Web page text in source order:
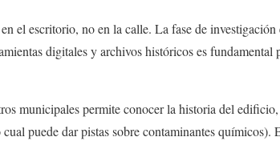
el escritorio, no en la calle. La fase de investigación
digitales y archivos históricos es
municipales permite conocer la historia del
puede dar pistas sobre contaminantes químicos).